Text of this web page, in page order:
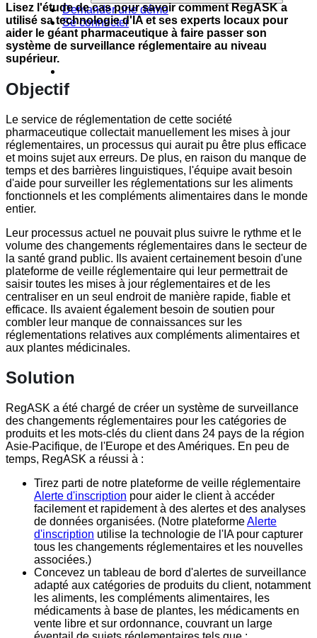
Demander une démo
Se connecter
Lisez l'étude de cas pour savoir comment RegASK a
utilisé sa technologie d'IA et ses experts locaux pour
aider le géant pharmaceutique à faire passer son
système de surveillance réglementaire au niveau
supérieur.
Objectif
Le service de réglementation de cette société
pharmaceutique collectait manuellement les mises à jour
réglementaires, un processus qui aurait pu être plus efficace
et moins sujet aux erreurs. De plus, en raison du manque de
temps et des barrières linguistiques, l'équipe avait besoin
d'aide pour surveiller les réglementations sur les aliments
fonctionnels et les compléments alimentaires dans le monde
entier.
Leur processus actuel ne pouvait plus suivre le rythme et le
volume des changements réglementaires dans le secteur de
la santé grand public. Ils avaient certainement besoin d'une
plateforme de veille réglementaire qui leur permettrait de
saisir toutes les mises à jour réglementaires et de les
centraliser en un seul endroit de manière rapide, fiable et
efficace. Ils avaient également besoin de soutien pour
combler leur manque de connaissances sur les
réglementations relatives aux compléments alimentaires et
aux plantes médicinales.
Solution
RegASK a été chargé de créer un système de surveillance
des changements réglementaires pour les catégories de
produits et les mots-clés du client dans 24 pays de la région
Asie-Pacifique, de l'Europe et des Amériques. En peu de
temps, RegASK a réussi à :
Tirez parti de notre plateforme de veille réglementaire
Alerte d'inscription pour aider le client à accéder
facilement et rapidement à des alertes et des analyses
de données organisées. (Notre plateformeAlerte
d'inscription utilise la technologie de l'IA pour capturer
tous les changements réglementaires et les nouvelles
associées.)
Concevez un tableau de bord d'alertes de surveillance
adapté aux catégories de produits du client, notamment
les aliments, les compléments alimentaires, les
médicaments à base de plantes, les médicaments en
vente libre et sur ordonnance, couvrant un large